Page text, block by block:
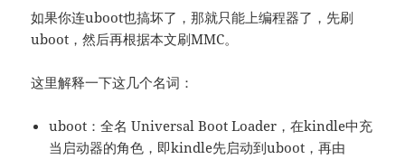
如果你连uboot也搞坏了，那就只能上编程器了，先刷
uboot，然后再根据本文刷MMC。
这里解释一下这几个名词：
uboot：全名 Universal Boot Loader，在kindle中充
当启动器的角色，即kindle先启动到uboot，再由